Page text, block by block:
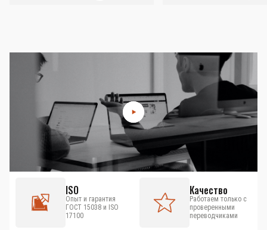
ISO
Опыт и гарантия
ГОСТ 15038 и ISO
17100
Качество
Работаем только с
проверенными
переводчиками